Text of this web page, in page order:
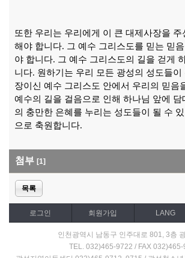
또한 우리는 우리에게 이 큰 대제사장을
해야 합니다. 그 예수 그리스도를 믿는 믿
야 합니다. 그 예수 그리스도의 길을 걷게
니다. 원하기는 우리 모든 광성의 성도들
장이신 예수 그리스도 안에서 우리의 믿음
예수의 길을 걸음으로 인해 하나님 앞에 담
의 충만한 은혜를 누리는 성도들이 될 수
으로 축원합니다.
첨부 [1]
목록
로그인 회원가입 LANG
인천광역시 남동구 인주대로 801, 3층
TEL. 032)465-9722 / FAX